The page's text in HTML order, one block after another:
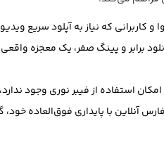
و کاربرانی که نیاز به آپلود سریع
برابر و پینگ صفر، یک معجزه
استفاده از فیبر نوری وجود
آنلاین با پایداری فوق‌العاده